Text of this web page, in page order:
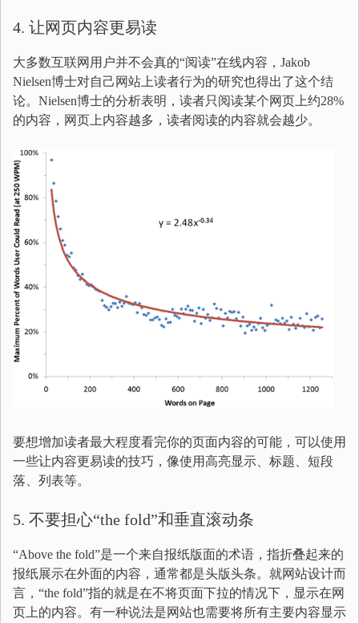
4. 让网页内容更易读
大多数互联网用户并不会真的“阅读”在线内容，Jakob
Nielsen博士对自己网站上读者行为的研究也得出了这个结
论。Nielsen博士的分析表明，读者只阅读某个网页上约28%
的内容，网页上内容越多，读者阅读的内容就会越少。
要想增加读者最大程度看完你的页面内容的可能，可以使用
一些让内容更易读的技巧，像使用高亮显示、标题、短段
落、列表等。
5. 不要担心“the fold”和垂直滚动条
“Above the fold”是一个来自报纸版面的术语，指折叠起来的
报纸展示在外面的内容，通常都是头版头条。就网站设计而
言，“the fold”指的就是在不将页面下拉的情况下，显示在网
页上的内容。有一种说法是网站也需要将所有主要内容显示